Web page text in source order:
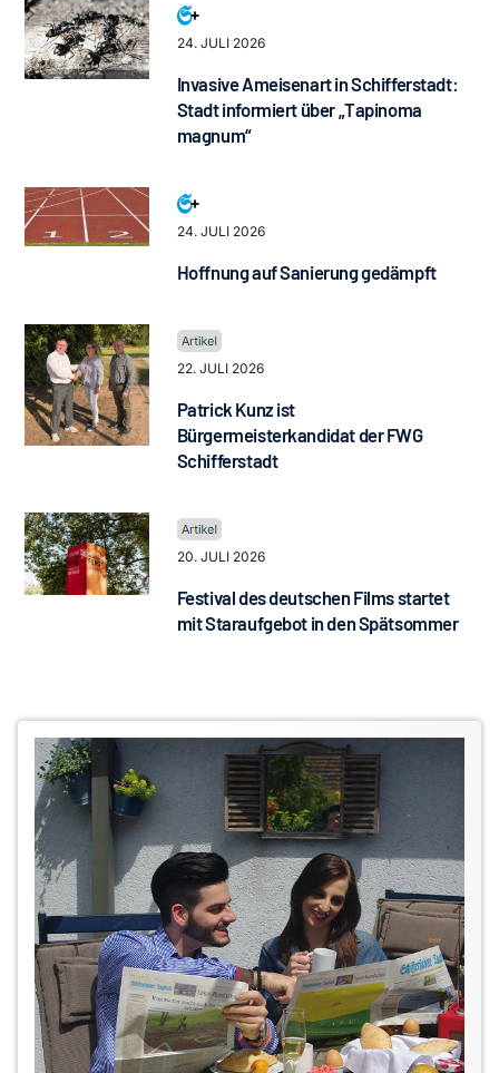
24. JULI 2026
Invasive Ameisenart in Schifferstadt:
Stadt informiert über „Tapinoma
magnum“
24. JULI 2026
Hoffnung auf Sanierung gedämpft
22. JULI 2026
Patrick Kunz ist
Bürgermeisterkandidat der FWG
Schifferstadt
20. JULI 2026
Festival des deutschen Films startet
mit Staraufgebot in den Spätsommer